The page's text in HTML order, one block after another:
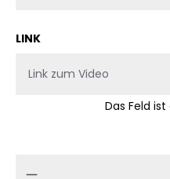
LINK
Das Feld
Produkt